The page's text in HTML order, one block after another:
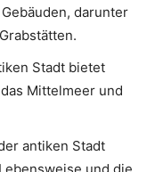
darunter
Stadt bietet
Mittelmeer und
antiken Stadt